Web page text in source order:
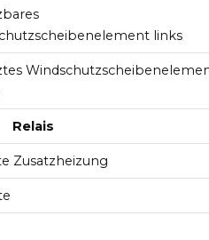
links
Relais
Zusatzheizung